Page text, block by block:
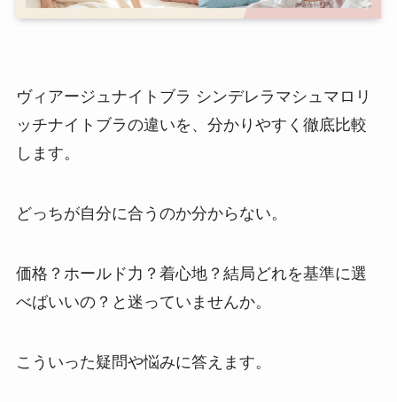
ヴィアージュナイトブラ シンデレラマシュマロリ
ッチナイトブラの違いを、分かりやすく徹底比較
します。
どっちが自分に合うのか分からない。
価格？ホールド力？着心地？結局どれを基準に選
べばいいの？と迷っていませんか。
こういった疑問や悩みに答えます。